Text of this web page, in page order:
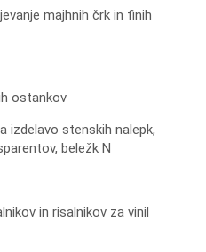
majhnih črk in finih
ostankov
izdelavo stenskih nalepk,
beležk N
in risalnikov za vinil